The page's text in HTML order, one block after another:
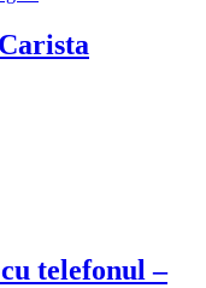
telefonul –